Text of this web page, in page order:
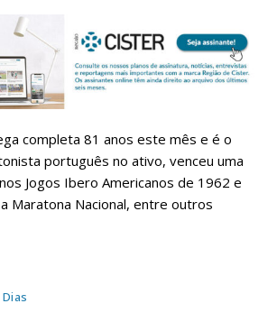
completa 81 anos este mês e é o
português no ativo, venceu uma
Jogos Ibero Americanos de 1962 e
Maratona Nacional, entre outros